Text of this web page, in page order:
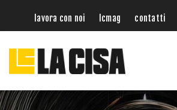
lavora con noi lcmag contatti